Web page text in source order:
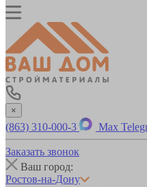
×
(863) 310-000-3 Max
Заказать звонок
Ваш город:
Ростов-на-Дону